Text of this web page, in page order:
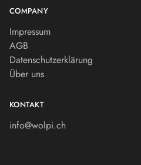
COMPANY
Impressum
AGB
Datenschutzerklärung
Über uns
KONTAKT
info@wolpi.ch